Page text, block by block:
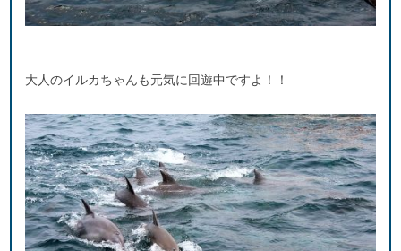
大人のイルカちゃんも元気に回遊中ですよ！！